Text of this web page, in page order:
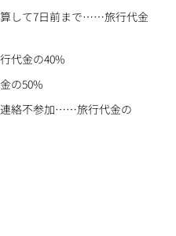
して7日前まで……旅行代金
代金の40%
の50%
絡不参加……旅行代金の